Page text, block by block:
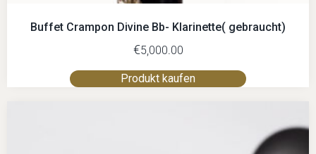
Buffet Crampon Divine Bb- Klarinette( gebraucht)
€5,000.00
Produkt kaufen